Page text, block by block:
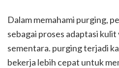
Dalam memahami purging,
sebagai proses adaptasi
sementara. purging terjadi
bekerja lebih cepat untuk